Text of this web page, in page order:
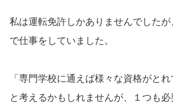
私は運転免許しかありませんでした
で仕事をしていました。
「専門学校に通えば様々な資格がとれ
と考えるかもしれませんが、１つも必